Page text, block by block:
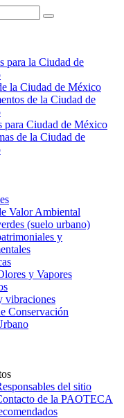
para la Ciudad de
la Ciudad de México
de la Ciudad de
para Ciudad de México
de la Ciudad de
Valor Ambiental
(suelo urbano)
y
y Vapores
vibraciones
Conservación
del sitio
de la PAOTECA